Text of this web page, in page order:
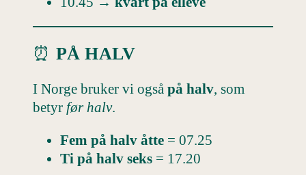
⏰ PÅ HALV
I Norge bruker vi også på halv, som
betyr før halv.
Fem på halv åtte = 07.25
Ti på halv seks = 17.20